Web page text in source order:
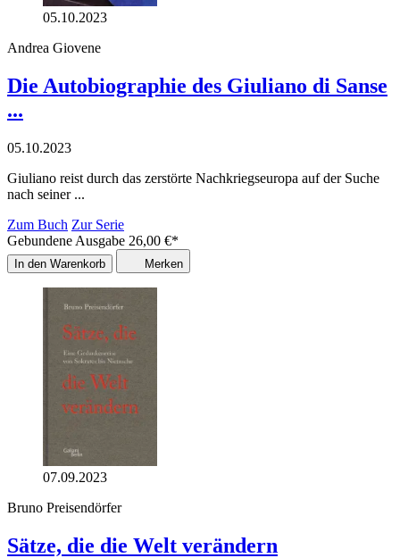
05.10.2023
Andrea Giovene
Die Autobiographie des Giuliano di Sanse
...
05.10.2023
Giuliano reist durch das zerstörte Nachkriegseuropa auf der Suche
nach seiner ...
Zum Buch Zur Serie
Gebundene Ausgabe 26,00 €*
In den Warenkorb Merken
07.09.2023
Bruno Preisendörfer
Sätze, die die Welt verändern